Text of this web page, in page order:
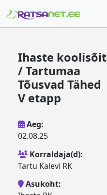
Ihaste koolisõit
/ Tartumaa
Tõusvad Tähed
V etapp
Aeg:
02.08.25
Korraldaja(d):
Tartu Kalevi RK
Asukoht: